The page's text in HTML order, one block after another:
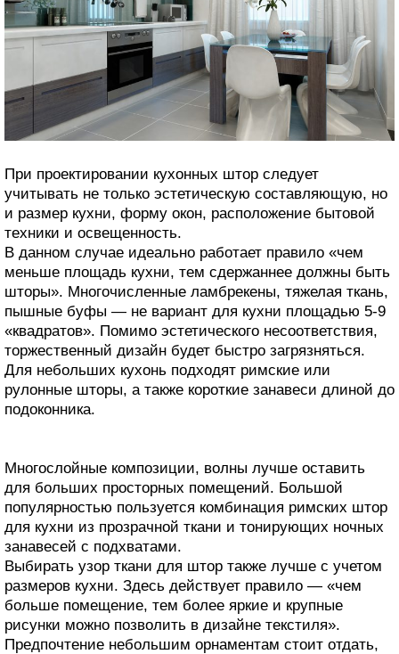
При проектировании кухонных штор следует
учитывать не только эстетическую составляющую, но
и размер кухни, форму окон, расположение бытовой
техники и освещенность.
В данном случае идеально работает правило «чем
меньше площадь кухни, тем сдержаннее должны быть
шторы». Многочисленные ламбрекены, тяжелая ткань,
пышные буфы — не вариант для кухни площадью 5-9
«квадратов». Помимо эстетического несоответствия,
торжественный дизайн будет быстро загрязняться.
Для небольших кухонь подходят римские или
рулонные шторы, а также короткие занавеси длиной до
подоконника.
Многослойные композиции, волны лучше оставить
для больших просторных помещений. Большой
популярностью пользуется комбинация римских штор
для кухни из прозрачной ткани и тонирующих ночных
занавесей с подхватами.
Выбирать узор ткани для штор также лучше с учетом
размеров кухни. Здесь действует правило — «чем
больше помещение, тем более яркие и крупные
рисунки можно позволить в дизайне текстиля».
Предпочтение небольшим орнаментам стоит отдать,